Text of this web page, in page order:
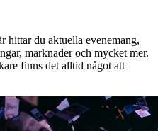
hittar du aktuella evenemang,
marknader och mycket mer.
finns det alltid något att